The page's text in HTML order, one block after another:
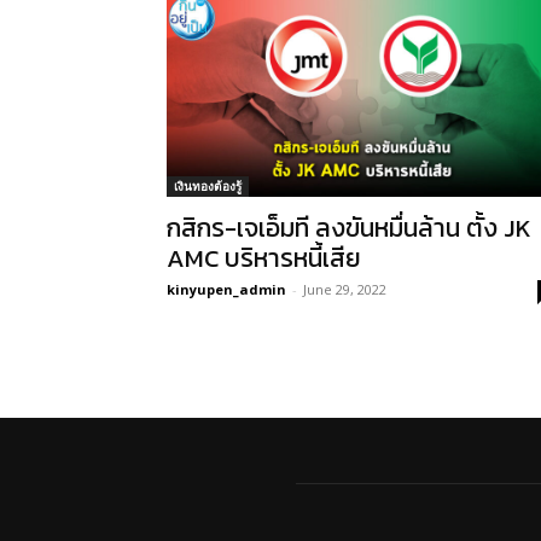
เงินทองต้องรู้
กสิกร-เจเอ็มที ลงขันหมื่นล้าน ตั้ง JK
AMC บริหารหนี้เสีย
kinyupen_admin - June 29, 2022